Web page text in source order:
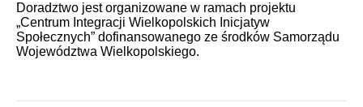
Doradztwo jest organizowane w ramach projektu
„Centrum Integracji Wielkopolskich Inicjatyw
Społecznych” dofinansowanego ze środków Samorządu
Województwa Wielkopolskiego.